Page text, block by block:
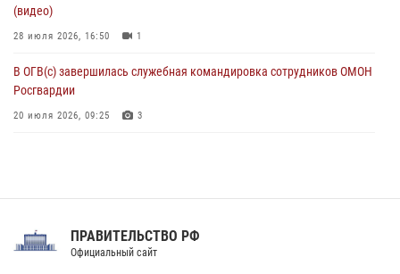
(видео)
28 июля 2026, 16:50 1
В ОГВ(с) завершилась служебная командировка сотрудников ОМОН
Росгвардии
20 июля 2026, 09:25 3
Праздник «Один день с Росгвардией» к 105-летию Центрального
ПРАВИТЕЛЬСТВО РФ
Официальный сайт